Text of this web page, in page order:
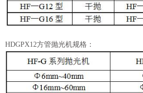
HDGPX12方管抛光机规格：